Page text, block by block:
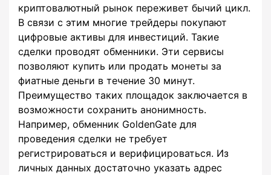
криптовалютный рынок переживет бычий цикл.
В связи с этим многие трейдеры покупают
цифровые активы для инвестиций. Такие
сделки проводят обменники. Эти сервисы
позволяют купить или продать монеты за
фиатные деньги в течение 30 минут.
Преимущество таких площадок заключается в
возможности сохранить анонимность.
Например, обменник GoldenGate для
проведения сделки не требует
регистрироваться и верифицироваться. Из
личных данных достаточно указать адрес